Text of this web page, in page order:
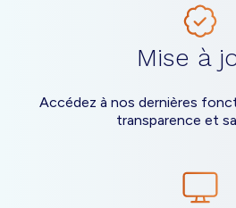
Mise à
Accédez à nos dernières
transparence et